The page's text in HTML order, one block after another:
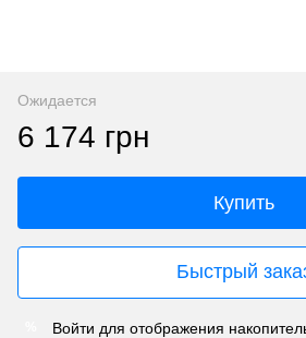
Ожидается
6 174 грн
Купить
Быстрый
Войти для отображения